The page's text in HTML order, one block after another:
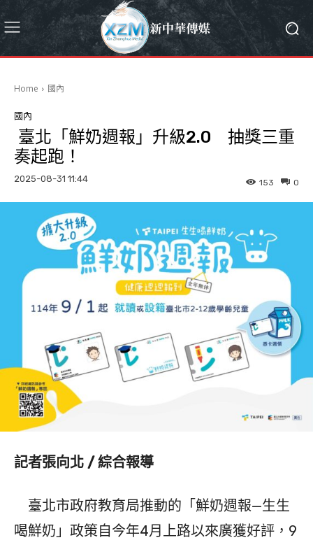
Home 國內
國內
臺北「鮮奶週報」升級2.0 抽獎三重
奏起跑！
2025-08-31 11:44 0
153
記者張向北 / 綜合報導
臺北市政府教育局推動的「鮮奶週報—生生
喝鮮奶」政策自今年4月上路以來廣獲好評，9